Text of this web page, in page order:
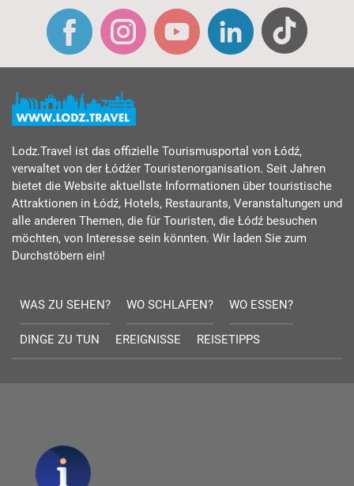
Lodz.Travel ist das offizielle Tourismusportal von Łódź,
verwaltet von der Łódźer Touristenorganisation. Seit Jahren
bietet die Website aktuellste Informationen über touristische
Attraktionen in Łódź, Hotels, Restaurants, Veranstaltungen und
alle anderen Themen, die für Touristen, die Łódź besuchen
möchten, von Interesse sein könnten. Wir laden Sie zum
Durchstöbern ein!
WAS ZU SEHEN? WO SCHLAFEN? WO ESSEN?
DINGE ZU TUN EREIGNISSE REISETIPPS